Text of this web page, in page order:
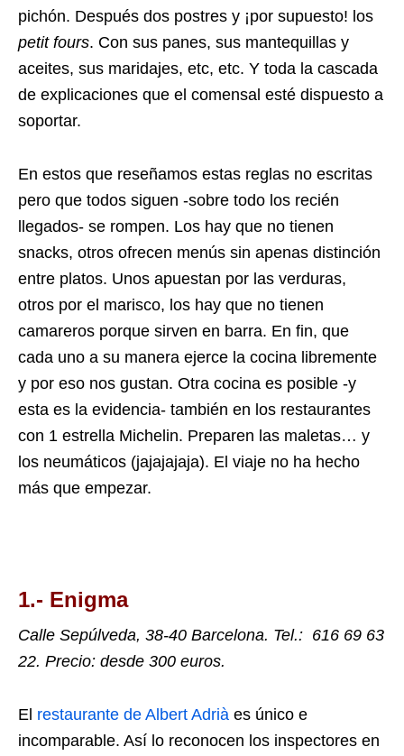
pichón. Después dos postres y ¡por supuesto! los
petit fours. Con sus panes, sus mantequillas y
aceites, sus maridajes, etc, etc. Y toda la cascada
de explicaciones que el comensal esté dispuesto a
soportar.
En estos que reseñamos estas reglas no escritas
pero que todos siguen -sobre todo los recién
llegados- se rompen. Los hay que no tienen
snacks, otros ofrecen menús sin apenas distinción
entre platos. Unos apuestan por las verduras,
otros por el marisco, los hay que no tienen
camareros porque sirven en barra. En fin, que
cada uno a su manera ejerce la cocina libremente
y por eso nos gustan. Otra cocina es posible -y
esta es la evidencia- también en los restaurantes
con 1 estrella Michelin. Preparen las maletas… y
los neumáticos (jajajajaja). El viaje no ha hecho
más que empezar.
1.- Enigma
Calle Sepúlveda, 38-40 Barcelona. Tel.: 616 69 63
22. Precio: desde 300 euros.
El restaurante de Albert Adrià es único e
incomparable. Así lo reconocen los inspectores en